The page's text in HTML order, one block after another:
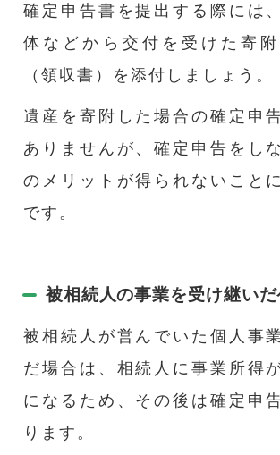
確定申告書を提出する際には
体などから交付を受けた寄
（領収書）を添付しましょう。
遺産を寄附した場合の確定申
ありませんが、確定申告をし
のメリットが得られないこと
です。
被相続人の事業を受け継いだ
被相続人が営んでいた個人事
だ場合は、相続人に事業所得
になるため、その後は確定申
ります。